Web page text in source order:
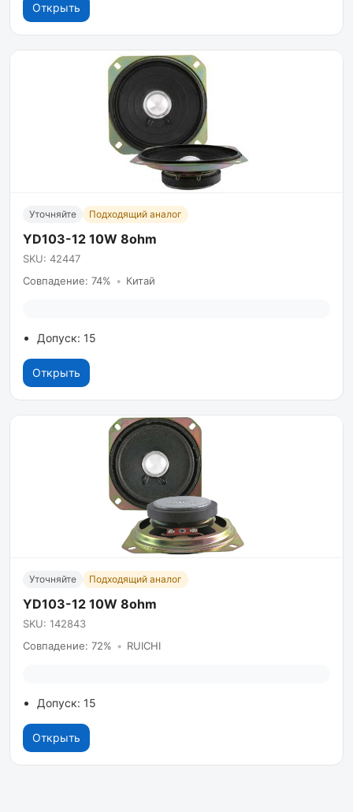
Открыть
Уточняйте Подходящий аналог
YD103-12 10W 8ohm
SKU: 42447
Совпадение: 74% • Китай
Допуск: 15
Открыть
Уточняйте Подходящий аналог
YD103-12 10W 8ohm
SKU: 142843
Совпадение: 72% • RUICHI
Допуск: 15
Открыть